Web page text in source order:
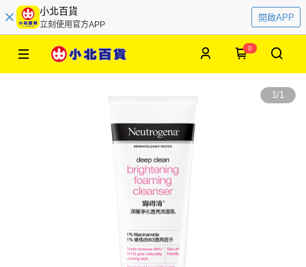
小北百貨
立刻使用官方APP
開啟APP
0
1/1